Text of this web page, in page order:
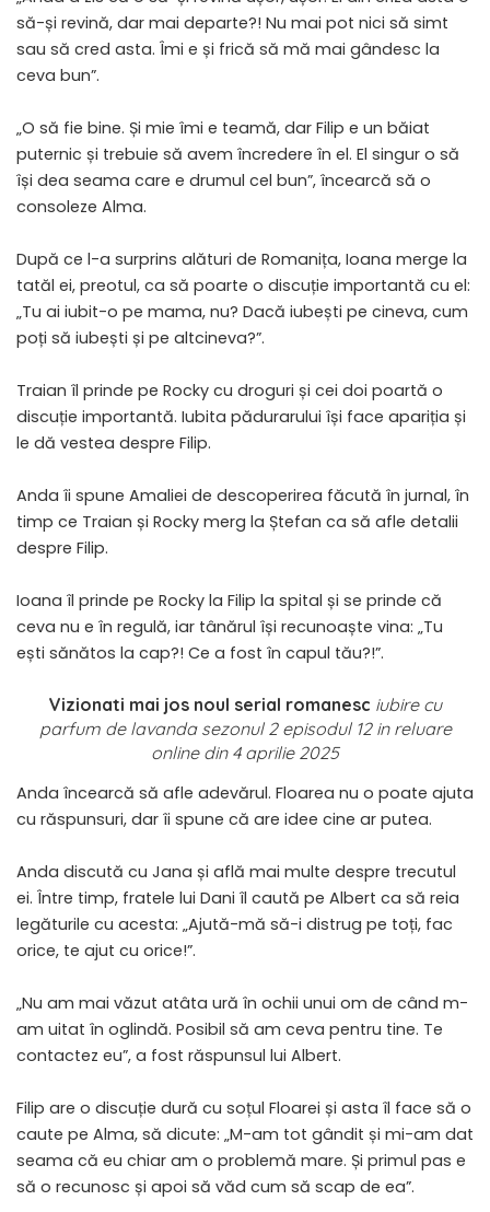
să-și revină, dar mai departe?! Nu mai pot nici să simt
sau să cred asta. Îmi e și frică să mă mai gândesc la
ceva bun”.
„O să fie bine. Și mie îmi e teamă, dar Filip e un băiat
puternic și trebuie să avem încredere în el. El singur o să
își dea seama care e drumul cel bun”, încearcă să o
consoleze Alma.
După ce l-a surprins alături de Romanița, Ioana merge la
tatăl ei, preotul, ca să poarte o discuție importantă cu el:
„Tu ai iubit-o pe mama, nu? Dacă iubești pe cineva, cum
poți să iubești și pe altcineva?”.
Traian îl prinde pe Rocky cu droguri și cei doi poartă o
discuție importantă. Iubita pădurarului își face apariția și
le dă vestea despre Filip.
Anda îi spune Amaliei de descoperirea făcută în jurnal, în
timp ce Traian și Rocky merg la Ștefan ca să afle detalii
despre Filip.
Ioana îl prinde pe Rocky la Filip la spital și se prinde că
ceva nu e în regulă, iar tânărul își recunoaște vina: „Tu
ești sănătos la cap?! Ce a fost în capul tău?!”.
Vizionati mai jos noul serial romanesc iubire cu
parfum de lavanda sezonul 2 episodul 12 in reluare
online din 4 aprilie 2025
Anda încearcă să afle adevărul. Floarea nu o poate ajuta
cu răspunsuri, dar îi spune că are idee cine ar putea.
Anda discută cu Jana și află mai multe despre trecutul
ei. Între timp, fratele lui Dani îl caută pe Albert ca să reia
legăturile cu acesta: „Ajută-mă să-i distrug pe toți, fac
orice, te ajut cu orice!”.
„Nu am mai văzut atâta ură în ochii unui om de când m-
am uitat în oglindă. Posibil să am ceva pentru tine. Te
contactez eu”, a fost răspunsul lui Albert.
Filip are o discuție dură cu soțul Floarei și asta îl face să o
caute pe Alma, să dicute: „M-am tot gândit și mi-am dat
seama că eu chiar am o problemă mare. Și primul pas e
să o recunosc și apoi să văd cum să scap de ea”.